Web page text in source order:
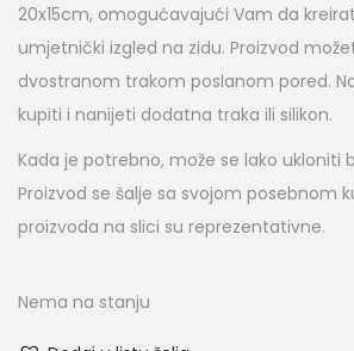
20x15cm, omogućavajući Vam da
umjetnički izgled na zidu. Proizvod
dvostranom trakom poslanom pored.
kupiti i nanijeti dodatna traka ili silikon.
Kada je potrebno, može se lako ukloniti
Proizvod se šalje sa svojom posebnom
proizvoda na slici su reprezentativne.
Nema na stanju